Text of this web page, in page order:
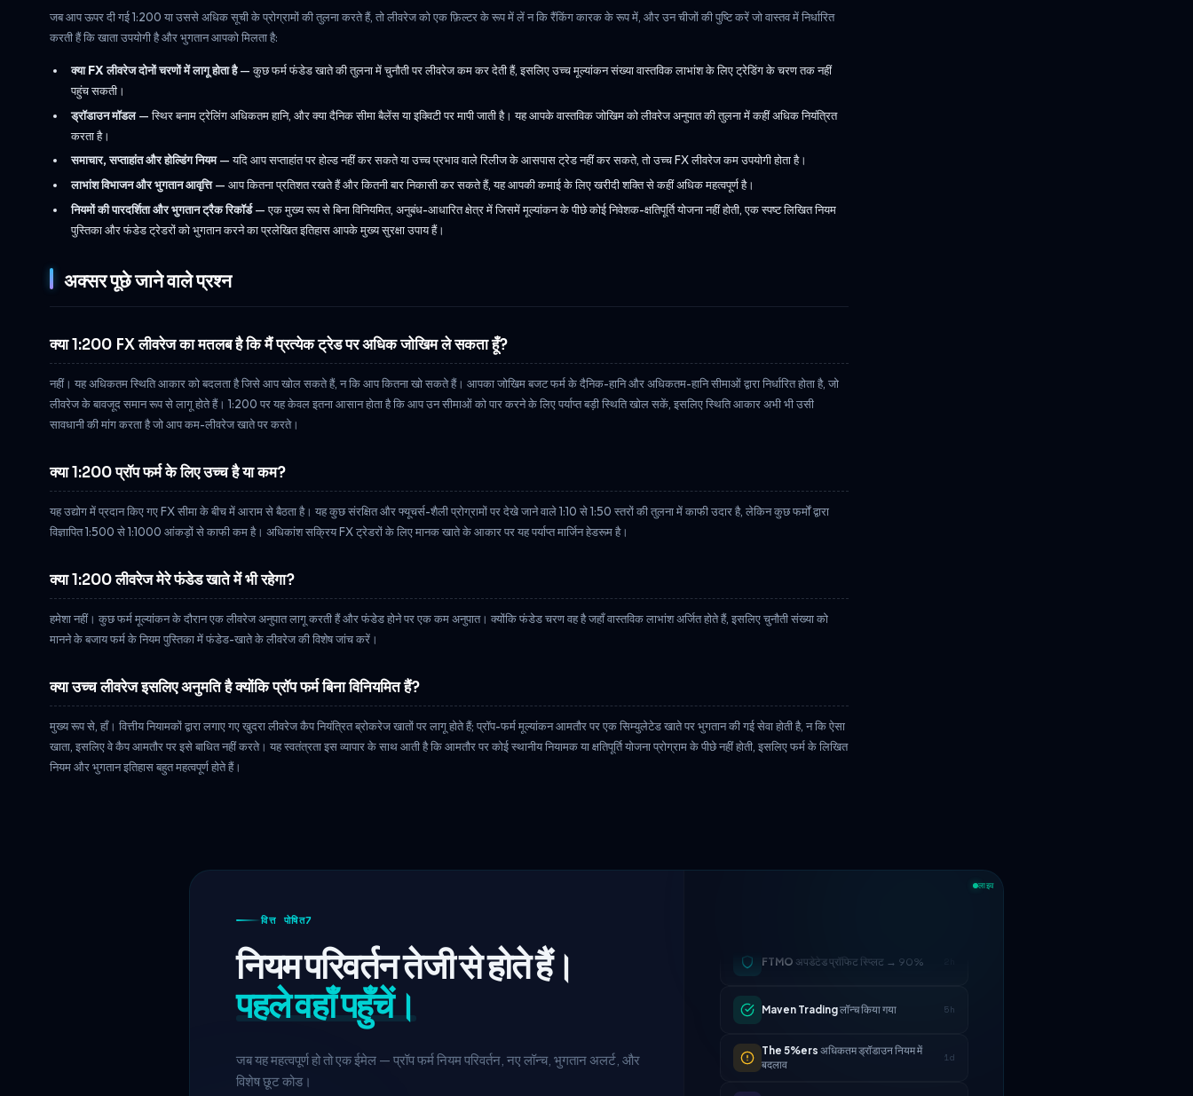
जब आप ऊपर दी गई 1:200 या उससे अधिक सूची के प्रोग्रामों की तुलना करते हैं, तो लीवरेज को एक फ़िल्टर के रूप में लें न कि रैंकिंग कारक के रूप में, और उन चीजों की पुष्टि करें जो वास्तव में निर्धारित
करती हैं कि खाता उपयोगी है और भुगतान आपको मिलता है:
क्या FX लीवरेज दोनों चरणों में लागू होता है— कुछ फर्म फंडेड खाते की तुलना में चुनौती पर लीवरेज कम कर देती हैं, इसलिए उच्च मूल्यांकन संख्या वास्तविक लाभांश के लिए ट्रेडिंग के चरण तक नहीं
पहुंच सकती।
ड्रॉडाउन मॉडल— स्थिर बनाम ट्रेलिंग अधिकतम हानि, और क्या दैनिक सीमा बैलेंस या इक्विटी पर मापी जाती है। यह आपके वास्तविक जोखिम को लीवरेज अनुपात की तुलना में कहीं अधिक नियंत्रित
करता है।
समाचार, सप्ताहांत और होल्डिंग नियम— यदि आप सप्ताहांत पर होल्ड नहीं कर सकते या उच्च प्रभाव वाले रिलीज के आसपास ट्रेड नहीं कर सकते, तो उच्च FX लीवरेज कम उपयोगी होता है।
लाभांश विभाजन और भुगतान आवृत्ति— आप कितना प्रतिशत रखते हैं और कितनी बार निकासी कर सकते हैं, यह आपकी कमाई के लिए खरीदी शक्ति से कहीं अधिक महत्वपूर्ण है।
नियमों की पारदर्शिता और भुगतान ट्रैक रिकॉर्ड— एक मुख्य रूप से बिना विनियमित, अनुबंध-आधारित क्षेत्र में जिसमें मूल्यांकन के पीछे कोई निवेशक-क्षतिपूर्ति योजना नहीं होती, एक स्पष्ट लिखित नियम
पुस्तिका और फंडेड ट्रेडरों को भुगतान करने का प्रलेखित इतिहास आपके मुख्य सुरक्षा उपाय हैं।
अक्सर पूछे जाने वाले प्रश्न
क्या 1:200 FX लीवरेज का मतलब है कि मैं प्रत्येक ट्रेड पर अधिक जोखिम ले सकता हूँ?
नहीं। यह अधिकतम स्थिति आकार को बदलता है जिसे आप खोल सकते हैं, न कि आप कितना खो सकते हैं। आपका जोखिम बजट फर्म के दैनिक-हानि और अधिकतम-हानि सीमाओं द्वारा निर्धारित होता है, जो
लीवरेज के बावजूद समान रूप से लागू होते हैं। 1:200 पर यह केवल इतना आसान होता है कि आप उन सीमाओं को पार करने के लिए पर्याप्त बड़ी स्थिति खोल सकें, इसलिए स्थिति आकार अभी भी उसी
सावधानी की मांग करता है जो आप कम-लीवरेज खाते पर करते।
क्या 1:200 प्रॉप फर्म के लिए उच्च है या कम?
यह उद्योग में प्रदान किए गए FX सीमा के बीच में आराम से बैठता है। यह कुछ संरक्षित और फ्यूचर्स-शैली प्रोग्रामों पर देखे जाने वाले 1:10 से 1:50 स्तरों की तुलना में काफी उदार है, लेकिन कुछ फर्मों द्वारा
विज्ञापित 1:500 से 1:1000 आंकड़ों से काफी कम है। अधिकांश सक्रिय FX ट्रेडरों के लिए मानक खाते के आकार पर यह पर्याप्त मार्जिन हेडरूम है।
क्या 1:200 लीवरेज मेरे फंडेड खाते में भी रहेगा?
हमेशा नहीं। कुछ फर्म मूल्यांकन के दौरान एक लीवरेज अनुपात लागू करती हैं और फंडेड होने पर एक कम अनुपात। क्योंकि फंडेड चरण वह है जहाँ वास्तविक लाभांश अर्जित होते हैं, इसलिए चुनौती संख्या को
मानने के बजाय फर्म के नियम पुस्तिका में फंडेड-खाते के लीवरेज की विशेष जांच करें।
क्या उच्च लीवरेज इसलिए अनुमति है क्योंकि प्रॉप फर्म बिना विनियमित हैं?
मुख्य रूप से, हाँ। वित्तीय नियामकों द्वारा लगाए गए खुदरा लीवरेज कैप नियंत्रित ब्रोकरेज खातों पर लागू होते हैं; प्रॉप-फर्म मूल्यांकन आमतौर पर एक सिम्युलेटेड खाते पर भुगतान की गई सेवा होती है, न कि ऐसा
खाता, इसलिए वे कैप आमतौर पर इसे बाधित नहीं करते। यह स्वतंत्रता इस व्यापार के साथ आती है कि आमतौर पर कोई स्थानीय नियामक या क्षतिपूर्ति योजना प्रोग्राम के पीछे नहीं होती, इसलिए फर्म के लिखित
नियम और भुगतान इतिहास बहुत महत्वपूर्ण होते हैं।
वित्त पोषित7
नियम परिवर्तन तेजी से होते हैं।
पहले वहाँ पहुँचें।
जब यह महत्वपूर्ण हो तो एक ईमेल — प्रॉप फर्म नियम परिवर्तन, नए लॉन्च, भुगतान अलर्ट, और
विशेष छूट कोड।
लाइव
अधिकतम ड्रॉडाउन नियम में